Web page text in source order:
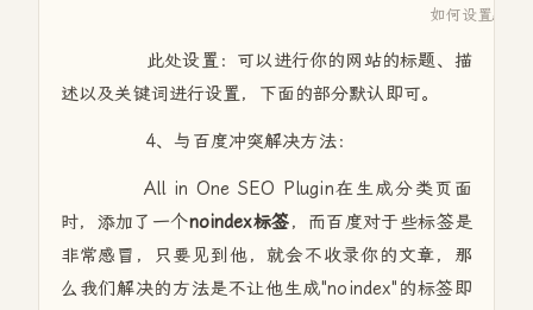
如何设置All in
此处设置：可以进行你的网站的标题、描
述以及关键词进行设置，下面的部分默认即可。
4、与百度冲突解决方法：
All in One SEO Plugin在生成分类页面
时，添加了一个noindex标签，而百度对于些标签是
非常感冒，只要见到他，就会不收录你的文章，那
么我们解决的方法是不让他生成"noindex"的标签即